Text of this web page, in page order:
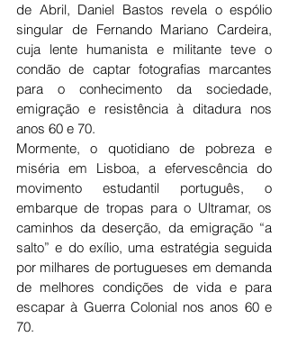
de Abril, Daniel Bastos revela o espólio
singular de Fernando Mariano Cardeira,
cuja lente humanista e militante teve o
condão de captar fotografias marcantes
para o conhecimento da sociedade,
emigração e resistência à ditadura nos
anos 60 e 70.
Mormente, o quotidiano de pobreza e
miséria em Lisboa, a efervescência do
movimento estudantil português, o
embarque de tropas para o Ultramar, os
caminhos da deserção, da emigração “a
salto” e do exílio, uma estratégia seguida
por milhares de portugueses em demanda
de melhores condições de vida e para
escapar à Guerra Colonial nos anos 60 e
70.